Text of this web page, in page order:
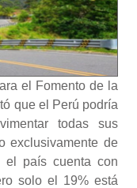
el Fomento de la
que el Perú podría
todas sus
exclusivamente de
el país cuenta con
solo el 19% está